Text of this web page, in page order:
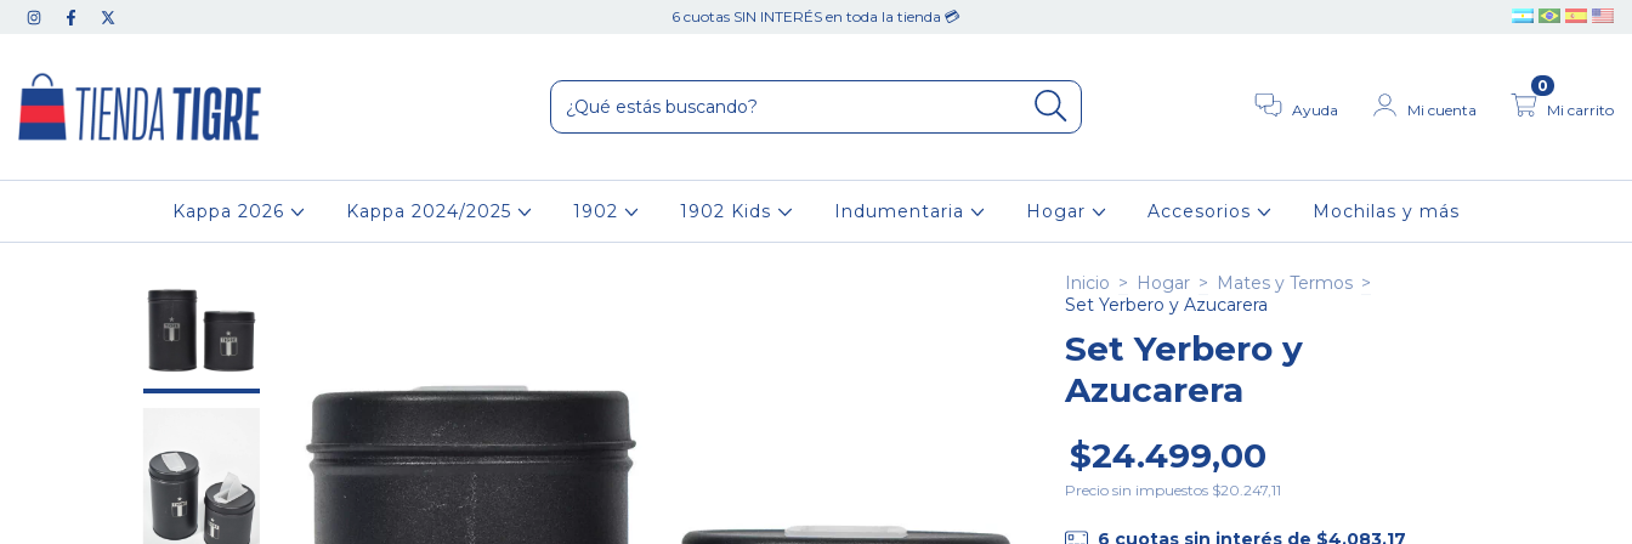
6 cuotas SIN INTERÉS en toda la tienda 💳
Ayuda Mi cuenta Mi carrito
0
Kappa 2026 Kappa 2024/2025 1902 1902 Kids Indumentaria Hogar Accesorios Mochilas y más
Inicio > Hogar > Mates y Termos >
Set Yerbero y Azucarera
Set Yerbero y
Azucarera
$24.499,00
Precio sin impuestos $20.247,11
6 cuotas sin interés de $4.083,17